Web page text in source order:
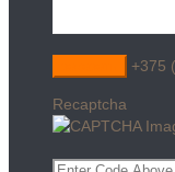
+375
Recaptcha